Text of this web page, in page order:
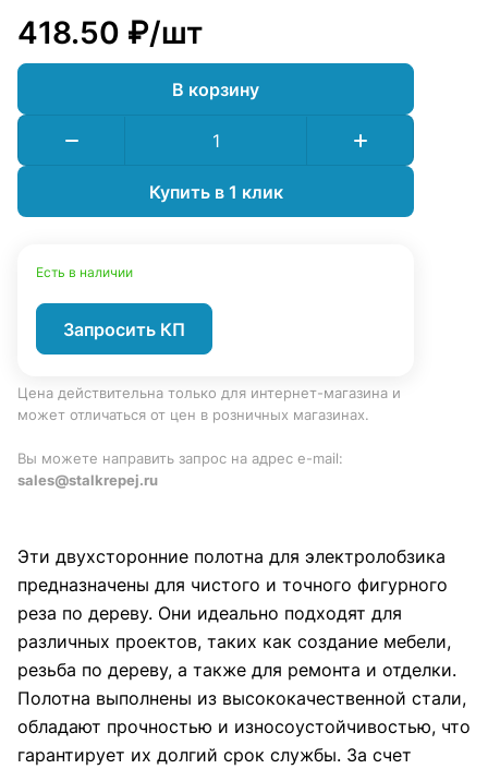
418.50 ₽/шт
В корзину
Купить в 1 клик
Есть в наличии
Запросить КП
Цена действительна только для интернет-магазина и
может отличаться от цен в розничных магазинах.
Вы можете направить запрос на адрес e-mail:
sales@stalkrepej.ru
Эти двухсторонние полотна для электролобзика
предназначены для чистого и точного фигурного
реза по дереву. Они идеально подходят для
различных проектов, таких как создание мебели,
резьба по дереву, а также для ремонта и отделки.
Полотна выполнены из высококачественной стали,
обладают прочностью и износоустойчивостью, что
гарантирует их долгий срок службы. За счет